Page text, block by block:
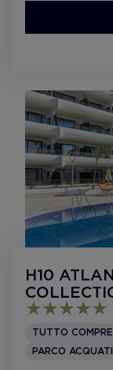
H10
TUTTO
PARCO